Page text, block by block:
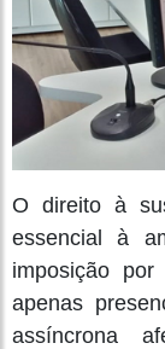
O direito à
essencial à
imposição
apenas
assíncrona